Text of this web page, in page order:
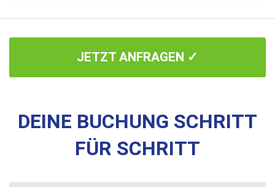
JETZT ANFRAGEN ✓
DEINE BUCHUNG SCHRITT
FÜR SCHRITT